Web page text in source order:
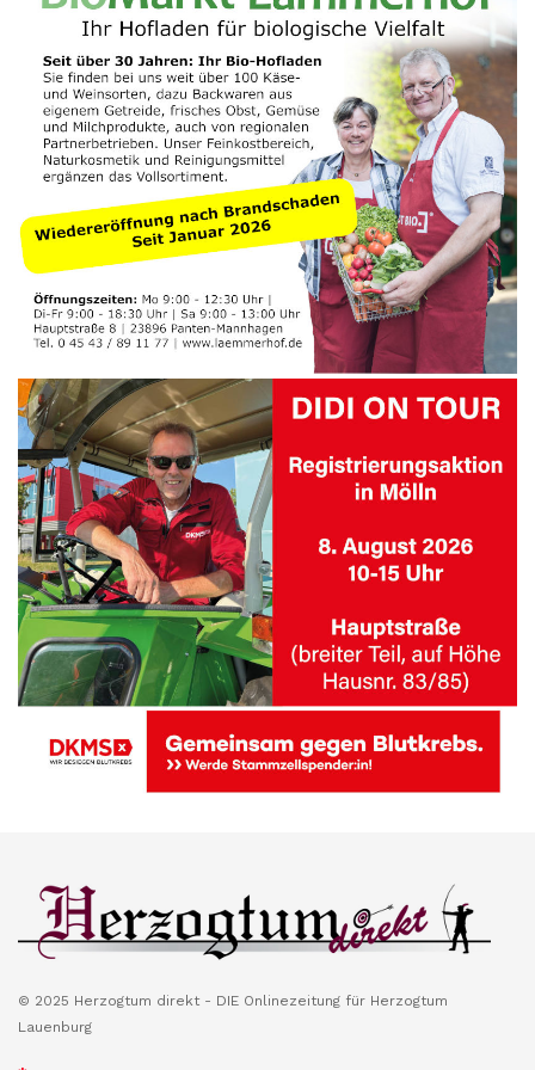
© 2025 Herzogtum direkt - DIE Onlinezeitung für Herzogtum
Lauenburg